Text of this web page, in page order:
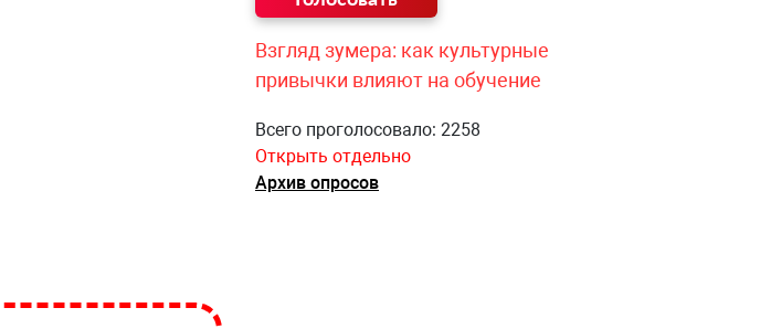
Взгляд зумера: как культурные
привычки влияют на обучение
Всего проголосовало: 2258
Открыть отдельно
Архив опросов